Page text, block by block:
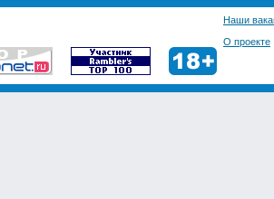
Наши
О проекте